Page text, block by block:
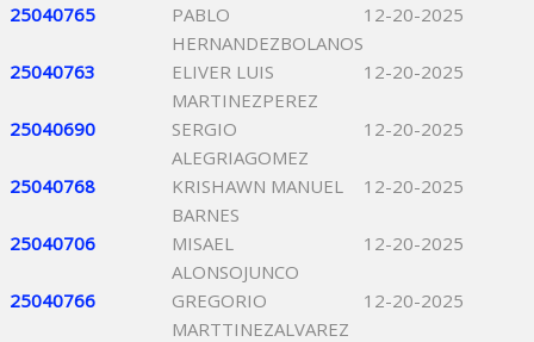
25040765
PABLO
HERNANDEZBOLANOS
12-20-2025
25040763
ELIVER LUIS
MARTINEZPEREZ
12-20-2025
25040690
SERGIO
ALEGRIAGOMEZ
12-20-2025
25040768
KRISHAWN MANUEL
BARNES
12-20-2025
25040706
MISAEL
ALONSOJUNCO
12-20-2025
25040766
GREGORIO
MARTTINEZALVAREZ
12-20-2025